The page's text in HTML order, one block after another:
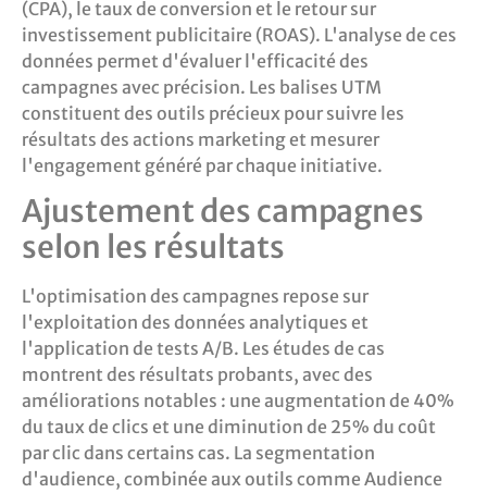
(CPA), le taux de conversion et le retour sur
investissement publicitaire (ROAS). L'analyse de ces
données permet d'évaluer l'efficacité des
campagnes avec précision. Les balises UTM
constituent des outils précieux pour suivre les
résultats des actions marketing et mesurer
l'engagement généré par chaque initiative.
Ajustement des campagnes
selon les résultats
L'optimisation des campagnes repose sur
l'exploitation des données analytiques et
l'application de tests A/B. Les études de cas
montrent des résultats probants, avec des
améliorations notables : une augmentation de 40%
du taux de clics et une diminution de 25% du coût
par clic dans certains cas. La segmentation
d'audience, combinée aux outils comme Audience